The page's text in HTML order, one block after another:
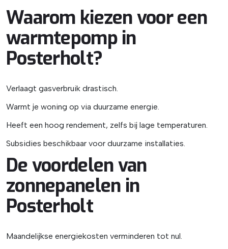
Waarom kiezen voor een
warmtepomp in
Posterholt?
Verlaagt gasverbruik drastisch.
Warmt je woning op via duurzame energie.
Heeft een hoog rendement, zelfs bij lage temperaturen.
Subsidies beschikbaar voor duurzame installaties.
De voordelen van
zonnepanelen in
Posterholt
Maandelijkse energiekosten verminderen tot nul.